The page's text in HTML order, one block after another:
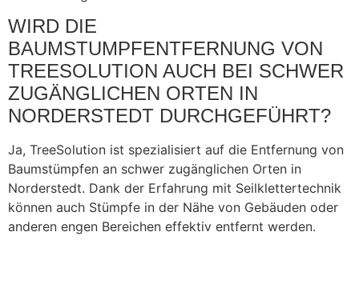
WIRD DIE
BAUMSTUMPFENTFERNUNG VON
TREESOLUTION AUCH BEI SCHWER
ZUGÄNGLICHEN ORTEN IN
NORDERSTEDT DURCHGEFÜHRT?
Ja, TreeSolution ist spezialisiert auf die Entfernung von
Baumstümpfen an schwer zugänglichen Orten in
Norderstedt. Dank der Erfahrung mit Seilklettertechnik
können auch Stümpfe in der Nähe von Gebäuden oder
anderen engen Bereichen effektiv entfernt werden.